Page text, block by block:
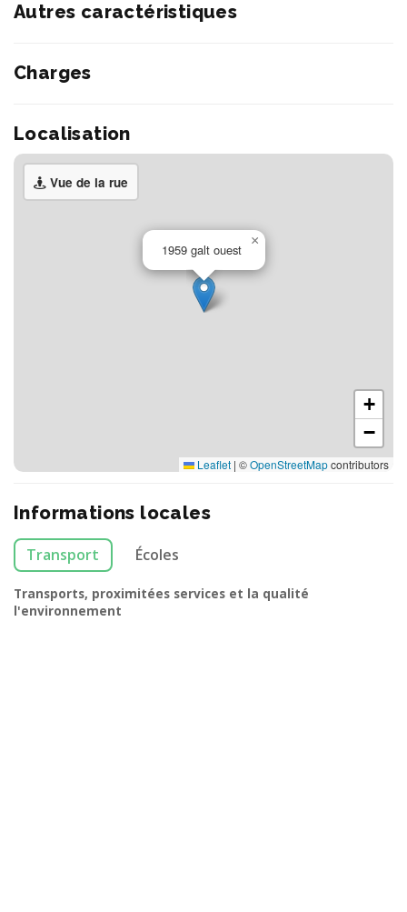
Autres caractéristiques
Charges
Localisation
Vue de la rue
1959 galt ouest
×
+
−
Leaflet | ©OpenStreetMapcontributors
Informations locales
Transport Écoles
Transports, proximitées services et la qualité
l'environnement